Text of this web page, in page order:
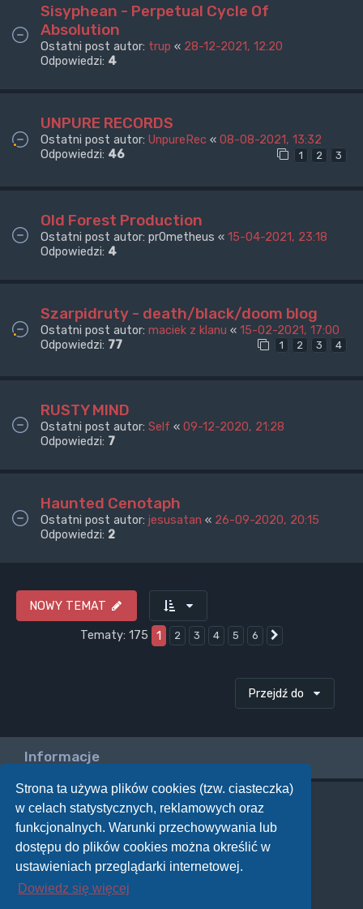
Strona ta używa plików cookies (tzw. ciasteczka)
w celach statystycznych, reklamowych oraz
funkcjonalnych. Warunki przechowywania lub
dostępu do plików cookies można określić w
ustawieniach przeglądarki internetowej.
Dowiedz się więcej
Sisyphean - Perpetual Cycle Of
Absolution
Ostatni post autor: trup « 28-12-2021, 12:20
Odpowiedzi: 4
UNPURE RECORDS
Ostatni post autor: UnpureRec « 08-08-2021, 13:32
Odpowiedzi: 46 1 2 3
Old Forest Production
Ostatni post autor: pr0metheus « 15-04-2021, 23:18
Odpowiedzi: 4
Szarpidruty - death/black/doom blog
Ostatni post autor: maciek z klanu « 15-02-2021, 17:00
Odpowiedzi: 77 1 2 3 4
RUSTY MIND
Ostatni post autor: Self « 09-12-2020, 21:28
Odpowiedzi: 7
Haunted Cenotaph
Ostatni post autor: jesusatan « 26-09-2020, 20:15
Odpowiedzi: 2
NOWY TEMAT
Tematy: 175
1 2 3 4 5 6
Przejdź do
Informacje
Twoje uprawnienia na tym forum
Nie możesztworzyć nowych tematów
Nie możeszodpowiadać w tematach
Nie możesz zmieniać swoich postów
Nie możesz
usuwać swoich postów
Nie możeszdodawać załączników